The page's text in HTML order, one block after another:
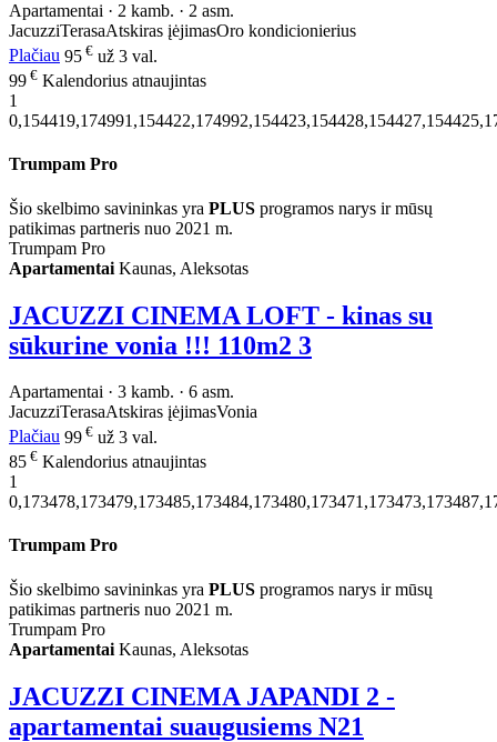
Apartamentai · 2 kamb. · 2 asm.
JacuzziTerasaAtskiras įėjimasOro kondicionierius
Plačiau 95 € už 3 val.
99 € Kalendorius atnaujintas
1
Trumpam Pro
Šio skelbimo savininkas yra PLUS programos narys ir mūsų
patikimas partneris nuo 2021 m.
Trumpam Pro
Apartamentai Kaunas, Aleksotas
JACUZZI CINEMA LOFT - kinas su
sūkurine vonia !!! 110m2 3
Apartamentai · 3 kamb. · 6 asm.
JacuzziTerasaAtskiras įėjimasVonia
Plačiau 99 € už 3 val.
85 € Kalendorius atnaujintas
1
Trumpam Pro
Šio skelbimo savininkas yra PLUS programos narys ir mūsų
patikimas partneris nuo 2021 m.
Trumpam Pro
Apartamentai Kaunas, Aleksotas
JACUZZI CINEMA JAPANDI 2 -
apartamentai suaugusiems N21